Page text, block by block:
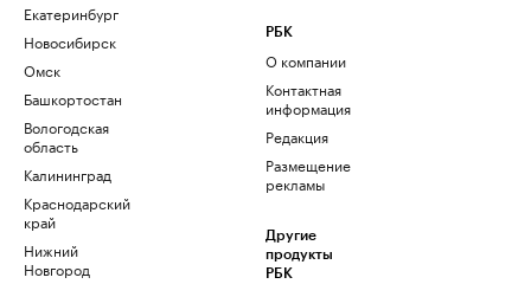
Екатеринбург
Новосибирск
Омск
Башкортостан
Вологодская
область
Калининград
Краснодарский
край
Нижний
Новгород
РБК
О компании
Контактная
информация
Редакция
Размещение
рекламы
Другие
продукты
РБК